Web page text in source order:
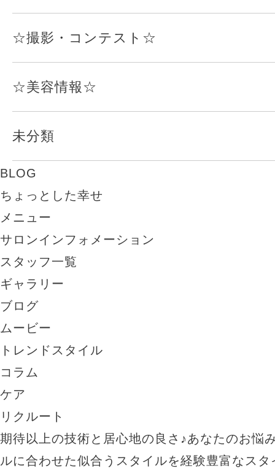
☆撮影・コンテスト☆
☆美容情報☆
未分類
BLOG
ちょっとした幸せ
メニュー
サロンインフォメーション
スタッフ一覧
ギャラリー
ブログ
ムービー
トレンドスタイル
コラム
ケア
リクルート
期待以上の技術と居心地の良さ♪あなたのお悩
ルに合わせた似合うスタイルを経験豊富なス